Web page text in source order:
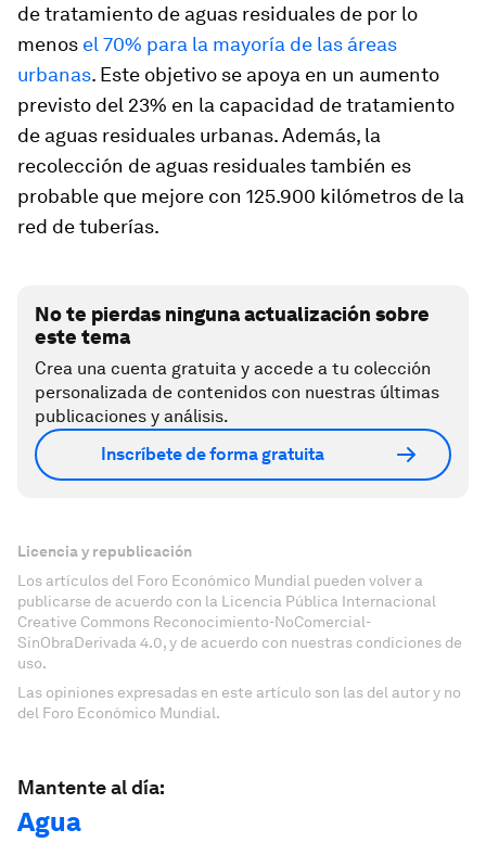
de tratamiento de aguas residuales de por lo
menos el 70% para la mayoría de las áreas
urbanas. Este objetivo se apoya en un aumento
previsto del 23% en la capacidad de tratamiento
de aguas residuales urbanas. Además, la
recolección de aguas residuales también es
probable que mejore con 125.900 kilómetros de la
red de tuberías.
No te pierdas ninguna actualización sobre
este tema
Crea una cuenta gratuita y accede a tu colección
personalizada de contenidos con nuestras últimas
publicaciones y análisis.
Inscríbete de forma gratuita
Licencia y republicación
Los artículos del Foro Económico Mundial pueden volver a
publicarse de acuerdo con la Licencia Pública Internacional
Creative Commons Reconocimiento-NoComercial-
SinObraDerivada 4.0, y de acuerdo con nuestras condiciones de
uso.
Las opiniones expresadas en este artículo son las del autor y no
del Foro Económico Mundial.
Mantente al día:
Agua